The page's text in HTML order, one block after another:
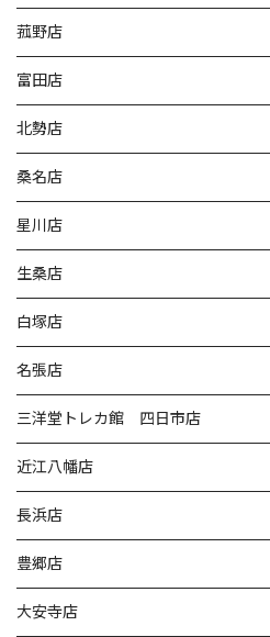
菰野店
富田店
北勢店
桑名店
星川店
生桑店
白塚店
名張店
三洋堂トレカ館 四日市店
近江八幡店
長浜店
豊郷店
大安寺店